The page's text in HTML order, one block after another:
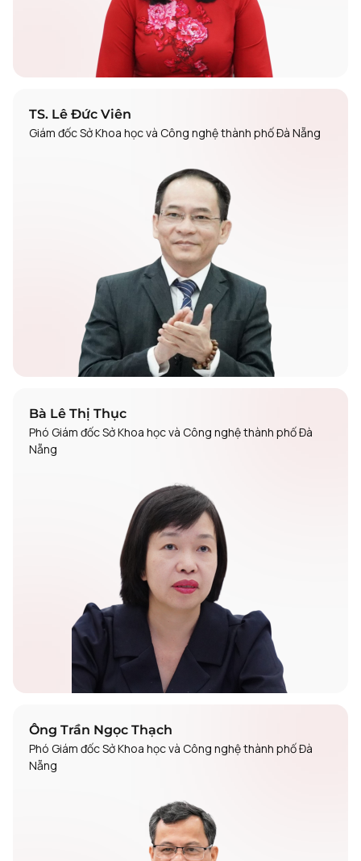
TS. Lê Đức Viên
Giám đốc Sở Khoa học và Công nghệ thành phố Đà Nẵng
Bà Lê Thị Thục
Phó Giám đốc Sở Khoa học và Công nghệ thành phố Đà
Nẵng
Ông Trần Ngọc Thạch
Phó Giám đốc Sở Khoa học và Công nghệ thành phố Đà
Nẵng